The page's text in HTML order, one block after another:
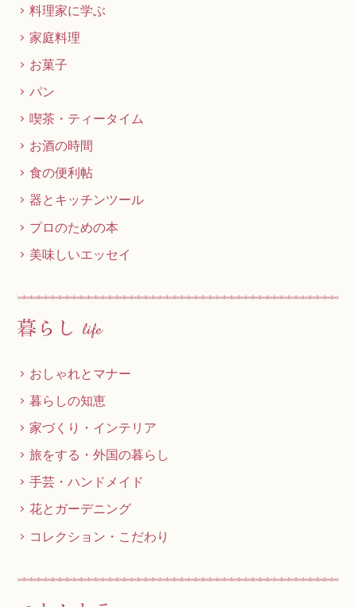
料理家に学ぶ
家庭料理
お菓子
パン
喫茶・ティータイム
お酒の時間
食の便利帖
器とキッチンツール
プロのための本
美味しいエッセイ
おしゃれとマナー
暮らしの知恵
家づくり・インテリア
旅をする・外国の暮らし
手芸・ハンドメイド
花とガーデニング
コレクション・こだわり